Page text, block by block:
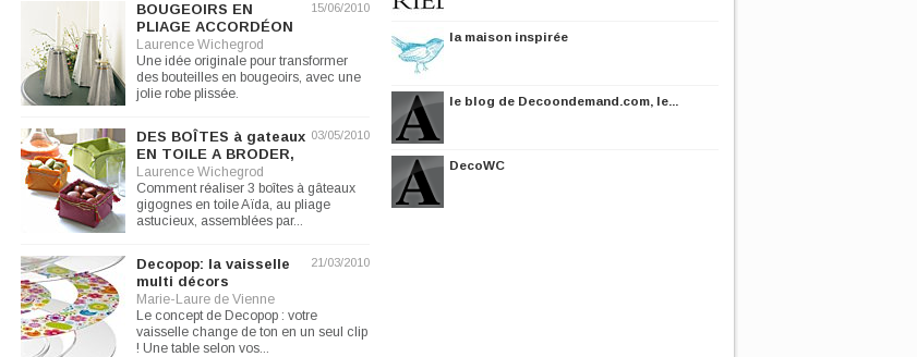
15/06/2010
BOUGEOIRS EN
PLIAGE ACCORDÉON
Laurence Wichegrod
Une idée originale pour transformer
des bouteilles en bougeoirs, avec une
jolie robe plissée.
03/05/2010
DES BOÎTES à gateaux
EN TOILE A BRODER,
Laurence Wichegrod
Comment réaliser 3 boîtes à gâteaux
gigognes en toile Aïda, au pliage
astucieux, assemblées par...
21/03/2010
Decopop: la vaisselle
multi décors
Marie-Laure de Vienne
Le concept de Decopop : votre
vaisselle change de ton en un seul clip
! Une table selon vos...
la maison inspirée
le blog de Decoondemand.com, le...
DecoWC